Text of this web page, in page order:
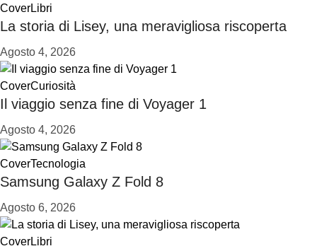
CoverLibri
La storia di Lisey, una meravigliosa riscoperta
Agosto 4, 2026
CoverCuriosità
Il viaggio senza fine di Voyager 1
Agosto 4, 2026
CoverTecnologia
Samsung Galaxy Z Fold 8
Agosto 6, 2026
CoverLibri